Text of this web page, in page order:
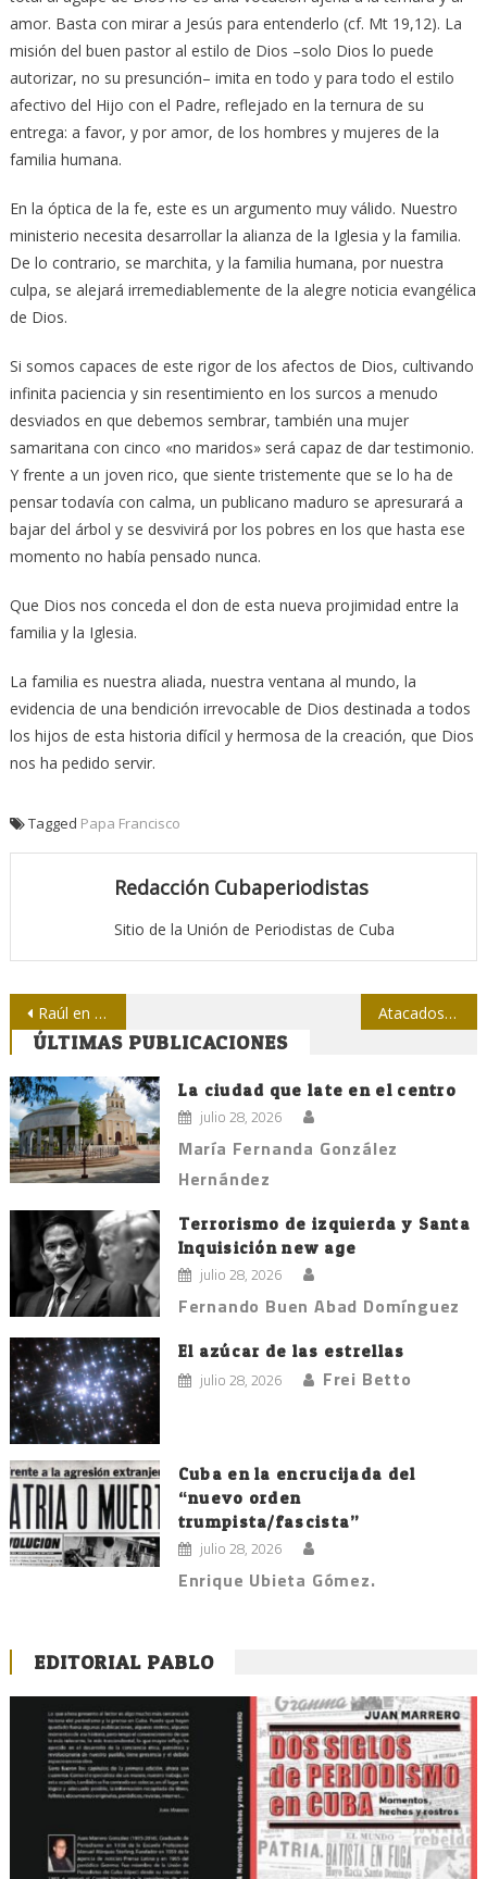
amor. Basta con mirar a Jesús para entenderlo (cf. Mt 19,12). La
misión del buen pastor al estilo de Dios –solo Dios lo puede
autorizar, no su presunción– imita en todo y para todo el estilo
afectivo del Hijo con el Padre, reflejado en la ternura de su
entrega: a favor, y por amor, de los hombres y mujeres de la
familia humana.
En la óptica de la fe, este es un argumento muy válido. Nuestro
ministerio necesita desarrollar la alianza de la Iglesia y la familia.
De lo contrario, se marchita, y la familia humana, por nuestra
culpa, se alejará irremediablemente de la alegre noticia evangélica
de Dios.
Si somos capaces de este rigor de los afectos de Dios, cultivando
infinita paciencia y sin resentimiento en los surcos a menudo
desviados en que debemos sembrar, también una mujer
samaritana con cinco «no maridos» será capaz de dar testimonio.
Y frente a un joven rico, que siente tristemente que se lo ha de
pensar todavía con calma, un publicano maduro se apresurará a
bajar del árbol y se desvivirá por los pobres en los que hasta ese
momento no había pensado nunca.
Que Dios nos conceda el don de esta nueva projimidad entre la
familia y la Iglesia.
La familia es nuestra aliada, nuestra ventana al mundo, la
evidencia de una bendición irrevocable de Dios destinada a todos
los hijos de esta historia difícil y hermosa de la creación, que Dios
nos ha pedido servir.
Tagged Papa Francisco
Redacción Cubaperiodistas
Sitio de la Unión de Periodistas de Cuba
Navegación
de
entradas
Raúl en Cumbre de la ONU: Hay que adoptar compromisos tangibles en ayuda al desarrollo Atacados dos periodistas de AFP en Israel
ÚLTIMAS PUBLICACIONES
La ciudad que late en el centro
julio 28, 2026
María Fernanda González
Hernández
Terrorismo de izquierda y Santa
Inquisición new age
julio 28, 2026
Fernando Buen Abad Domínguez
El azúcar de las estrellas
julio 28, 2026 Frei Betto
Cuba en la encrucijada del
“nuevo orden
trumpista/fascista”
julio 28, 2026
Enrique Ubieta Gómez.
EDITORIAL PABLO